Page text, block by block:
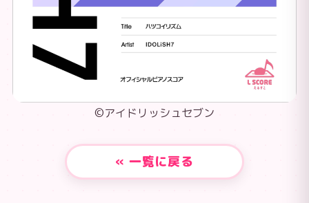
©アイドリッシュセブン
« 一覧に戻る